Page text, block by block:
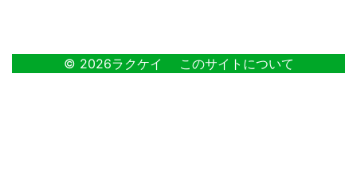
© 2026ラクケイ このサイトについて